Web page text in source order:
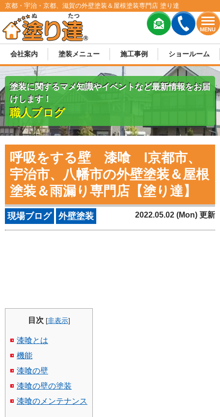
MENU
京都・宇治・京都、滋賀の外壁塗装＆屋根塗装専門店 塗り達
会社案内 塗装メニュー 施工事例 ショールーム
塗装に関するマメ知識やイベントなど最新情報をお届
けします！
職人ブログ
呼吸をする壁 漆喰 l京都市、
宇治市、八幡市の外壁塗装＆屋根
塗装＆雨漏り専門店【塗り達】
現場ブログ 外壁塗装 2022.05.02 (Mon) 更新
目次 [非表示]
漆喰とは
機能
漆喰の壁
漆喰の壁の塗装
漆喰のメンテナンス